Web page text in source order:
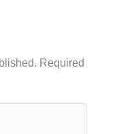
Required